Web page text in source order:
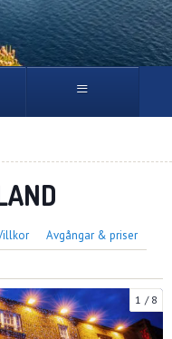
Avgångar & priser
1 8